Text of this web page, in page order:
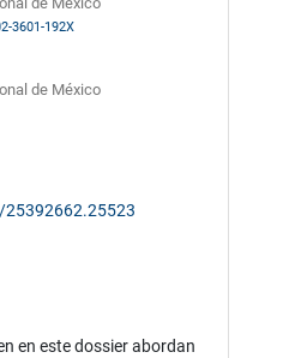
3601-192X
de México
en este dossier abordan